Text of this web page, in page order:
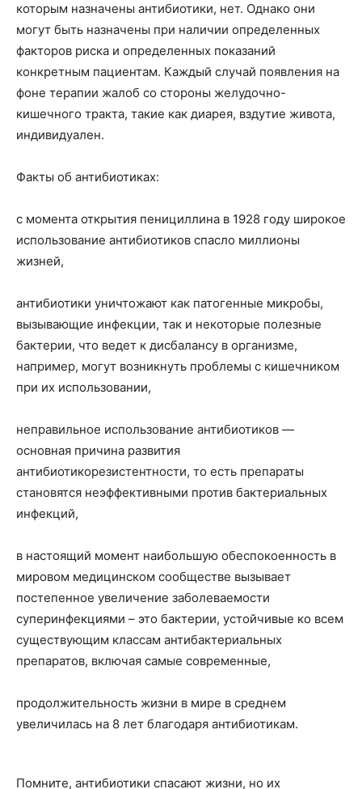
которым назначены антибиотики, нет. Однако они
могут быть назначены при наличии определенных
факторов риска и определенных показаний
конкретным пациентам. Каждый случай появления на
фоне терапии жалоб со стороны желудочно-
кишечного тракта, такие как диарея, вздутие живота,
индивидуален.
Факты об антибиотиках:
с момента открытия пенициллина в 1928 году широкое
использование антибиотиков спасло миллионы
жизней,
антибиотики уничтожают как патогенные микробы,
вызывающие инфекции, так и некоторые полезные
бактерии, что ведет к дисбалансу в организме,
например, могут возникнуть проблемы с кишечником
при их использовании,
неправильное использование антибиотиков —
основная причина развития
антибиотикорезистентности, то есть препараты
становятся неэффективными против бактериальных
инфекций,
в настоящий момент наибольшую обеспокоенность в
мировом медицинском сообществе вызывает
постепенное увеличение заболеваемости
суперинфекциями – это бактерии, устойчивые ко всем
существующим классам антибактериальных
препаратов, включая самые современные,
продолжительность жизни в мире в среднем
увеличилась на 8 лет благодаря антибиотикам.
Помните, антибиотики спасают жизни, но их